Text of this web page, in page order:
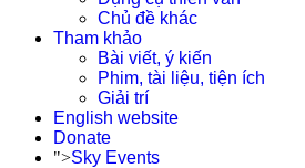
Chủ đề khác
Tham khảo
Bài viết, ý kiến
Phim, tài liệu, tiện ích
Giải trí
English website
Donate
">Sky Events